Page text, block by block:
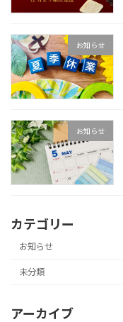
お知らせ
お知らせ
カテゴリー
お知らせ
未分類
アーカイブ